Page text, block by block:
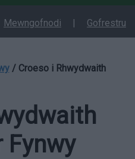
Mewngofnodi | Gofrestru
/ Croeso i Rhwydwaith
Fynwy